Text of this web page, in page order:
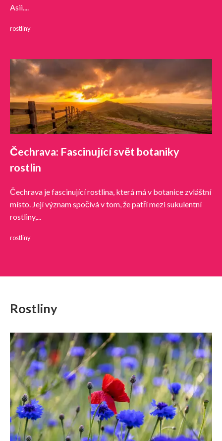
Asii....
rostliny
Čechrava: Fascinující svět botaniky
rostlin
Čechrava je fascinující rostlina, která má v botanice zvláštní
místo. Její význam spočívá v tom, že patří mezi sukulentní
rostliny,...
rostliny
Rostliny